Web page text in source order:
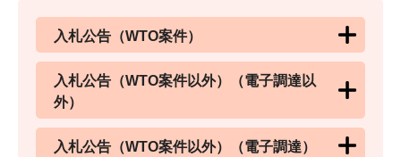
入札公告（WTO案件）
入札公告（WTO案件以外）（電子調達以
外）
入札公告（WTO案件以外）（電子調達）